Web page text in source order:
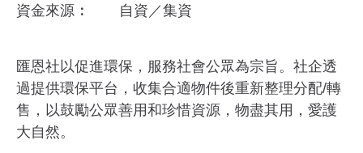
資金來​源
自資／集資
匯恩社以促進環保，服務社會公眾為宗旨。社企透
過提供環保平台，收集合適物件後重新整理分配/轉
售，以鼓勵公眾善用和珍惜資源，物盡其用，愛護
大自然。